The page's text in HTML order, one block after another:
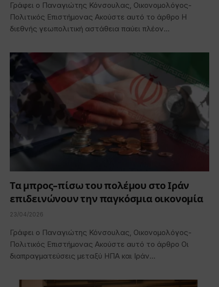
Γράφει ο Παναγιώτης Κόνσουλας, Οικονομολόγος-
Πολιτικός Επιστήμονας Ακούστε αυτό το άρθρο Η
διεθνής γεωπολιτική αστάθεια παύει πλέον…
Τα μπρος-πίσω του πολέμου στο Ιράν
επιδεινώνουν την παγκόσμια οικονομία
23/04/2026
Γράφει ο Παναγιώτης Κόνσουλας, Οικονομολόγος-
Πολιτικός Επιστήμονας Ακούστε αυτό το άρθρο Οι
διαπραγματεύσεις μεταξύ ΗΠΑ και Ιράν…